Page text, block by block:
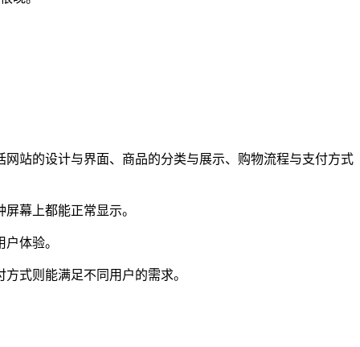
站的设计与界面、商品的分类与展示、购物流程与支付方式
幕上都能正常显示。
体验。
式则能满足不同用户的需求。